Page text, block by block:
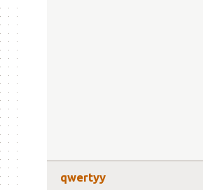
qwertyy